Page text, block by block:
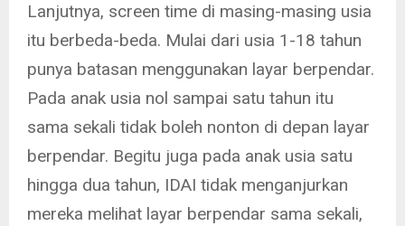
Lanjutnya, screen time di masing-masing usia
itu berbeda-beda. Mulai dari usia 1-18 tahun
punya batasan menggunakan layar berpendar.
Pada anak usia nol sampai satu tahun itu
sama sekali tidak boleh nonton di depan layar
berpendar. Begitu juga pada anak usia satu
hingga dua tahun, IDAI tidak menganjurkan
mereka melihat layar berpendar sama sekali,